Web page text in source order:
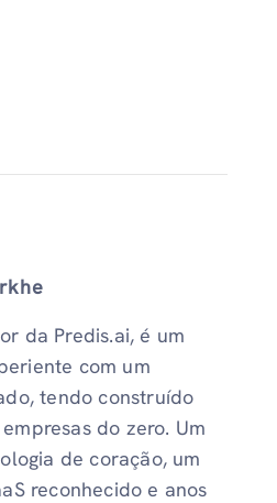
da Predis.ai, é um
com um
tendo construído
do zero. Um
de coração, um
reconhecido e anos